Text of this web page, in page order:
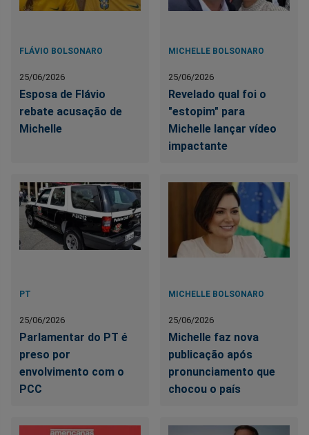
FLÁVIO BOLSONARO
25/06/2026
Esposa de Flávio
rebate acusação de
Michelle
MICHELLE BOLSONARO
25/06/2026
Revelado qual foi o
"estopim" para
Michelle lançar vídeo
impactante
PT
25/06/2026
Parlamentar do PT é
preso por
envolvimento com o
PCC
MICHELLE BOLSONARO
25/06/2026
Michelle faz nova
publicação após
pronunciamento que
chocou o país